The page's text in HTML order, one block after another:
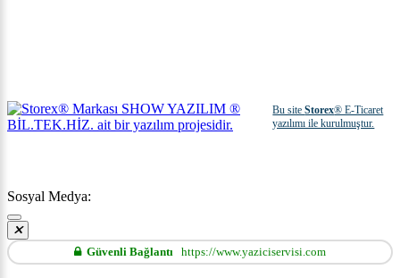
Bu siteStorex® E-Ticaret
yazılımı ile kurulmuştur.
Sosyal Medya:
Güvenli Bağlantı https://www.yaziciservisi.com